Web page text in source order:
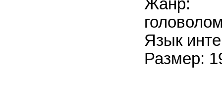
Жанр:
Язык
Размер: